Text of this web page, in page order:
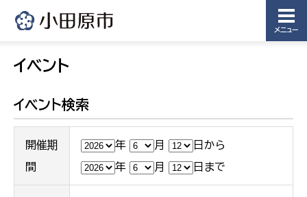
メニュー
イベント
イベント検索
開催期
間
年 月
日から
年
月 日まで